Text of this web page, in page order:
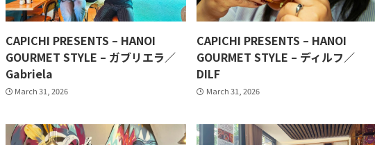
CAPICHI PRESENTS – HANOI
GOURMET STYLE – ガブリエラ／
Gabriela
March 31, 2026
CAPICHI PRESENTS – HANOI
GOURMET STYLE – ディルフ／
DILF
March 31, 2026